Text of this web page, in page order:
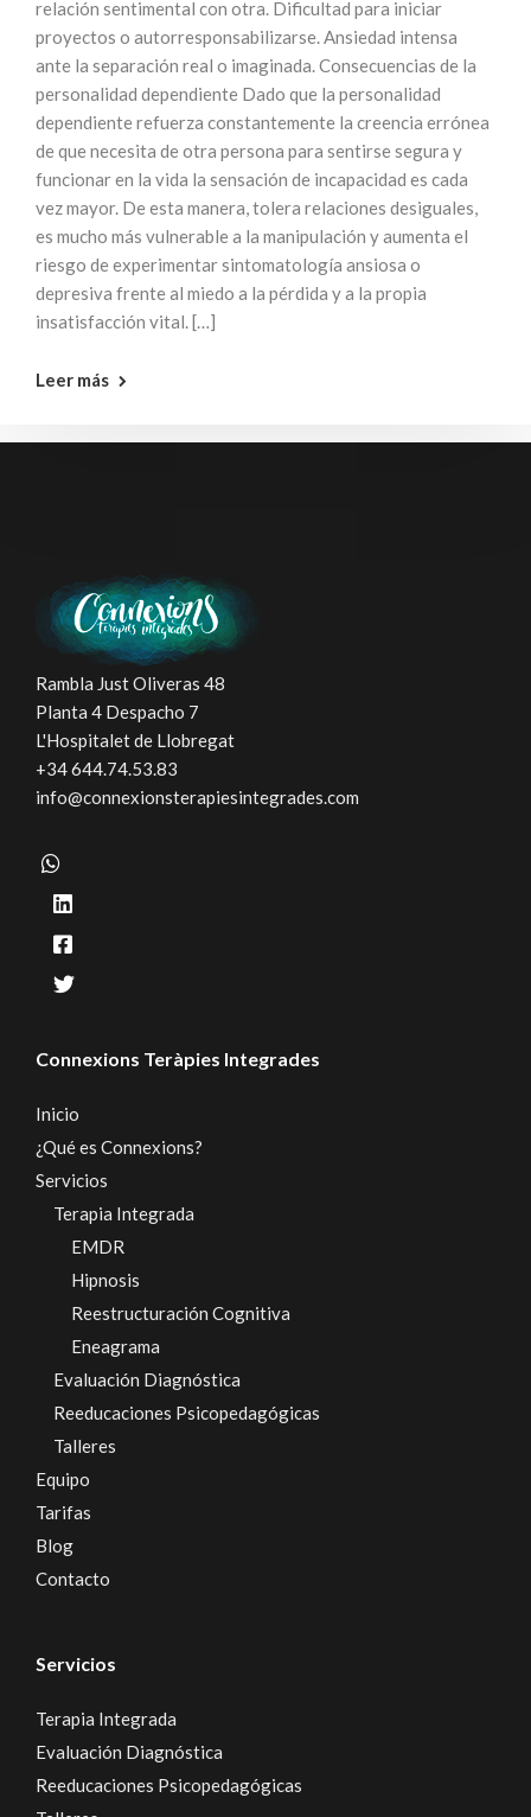
relación sentimental con otra. Dificultad para iniciar
proyectos o autorresponsabilizarse. Ansiedad intensa
ante la separación real o imaginada. Consecuencias de la
personalidad dependiente Dado que la personalidad
dependiente refuerza constantemente la creencia errónea
de que necesita de otra persona para sentirse segura y
funcionar en la vida la sensación de incapacidad es cada
vez mayor. De esta manera, tolera relaciones desiguales,
es mucho más vulnerable a la manipulación y aumenta el
riesgo de experimentar sintomatología ansiosa o
depresiva frente al miedo a la pérdida y a la propia
insatisfacción vital. […]
Leer más
Rambla Just Oliveras 48
Planta 4 Despacho 7
L'Hospitalet de Llobregat
+34 644.74.53.83
info@connexionsterapiesintegrades.com
Connexions Teràpies Integrades
Inicio
¿Qué es Connexions?
Servicios
Terapia Integrada
EMDR
Hipnosis
Reestructuración Cognitiva
Eneagrama
Evaluación Diagnóstica
Reeducaciones Psicopedagógicas
Talleres
Equipo
Tarifas
Blog
Contacto
Servicios
Terapia Integrada
Evaluación Diagnóstica
Reeducaciones Psicopedagógicas